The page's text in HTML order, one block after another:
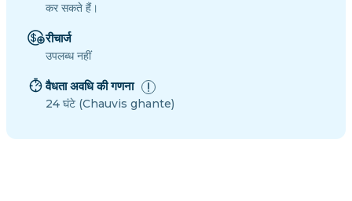
कर सकते हैं।
रीचार्ज
उपलब्ध नहीं
वैधता अवधि की गणना
24 घंटे (Chauvis ghante)